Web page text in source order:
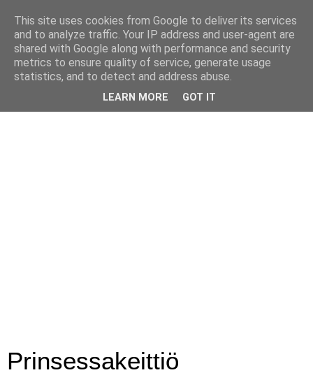
Prinsessakeittiö
This site uses cookies from Google to deliver its services
and to analyze traffic. Your IP address and user-agent are
shared with Google along with performance and security
metrics to ensure quality of service, generate usage
statistics, and to detect and address abuse.
LEARN MORE GOT IT